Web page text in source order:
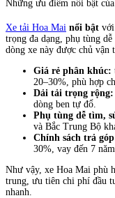
Những ưu điểm nổi bật
Xe tải Hoa Mai nổi bật
trọng đa dạng, phụ tùng
dòng xe này được chủ vận
Giá rẻ phân khúc:
20–30%, phù hợp
Dải tải trọng rộng:
dòng ben tự đổ.
Phụ tùng dễ tìm,
và Bắc Trung Bộ
Chính sách trả
30%, vay đến 7
Như vậy, xe Hoa Mai phù
trung, ưu tiên chi phí đầu
nhanh.